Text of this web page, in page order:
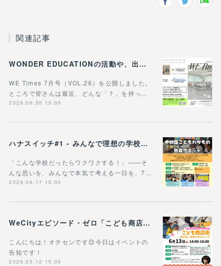
関連記事
WONDER EDUCATIONの活動や、出張講座・講演のご案内をまとめた 『WE Times #26』を公開しました！
WE Times 7月号（VOL.26）を公開しました。
ところで皆さんは最近、どんな「？」を持っ…
2026.06.30 15:00
ハナスイッチ#1 - みんなで理想の学校や学びの未来を考える新企画、スタート！
「こんな学校だったらワクワクする！」——そ
んな思いを、みんなで本気で考える一日を、7…
2026.06.17 15:00
WeCityエピソード・ゼロ「こども商店街」開催！
こんにちは！オチセンです😊今日はイベントの
告知です！
2026.05.12 15:00